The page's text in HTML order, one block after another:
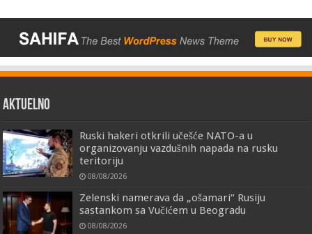
AKTUELNO
Ruski hakeri otkrili učešće NATO-a u
organizovanju vazdušnih napada na rusku
teritoriju
08/08/2026
Zelenski namerava da „ošamari“ Rusiju
sastankom sa Vučićem u Beogradu
08/08/2026